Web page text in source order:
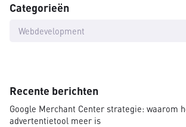
Categorieën
Webdevelopment
Recente berichten
Google Merchant Center strategie: waarom
advertentietool meer is